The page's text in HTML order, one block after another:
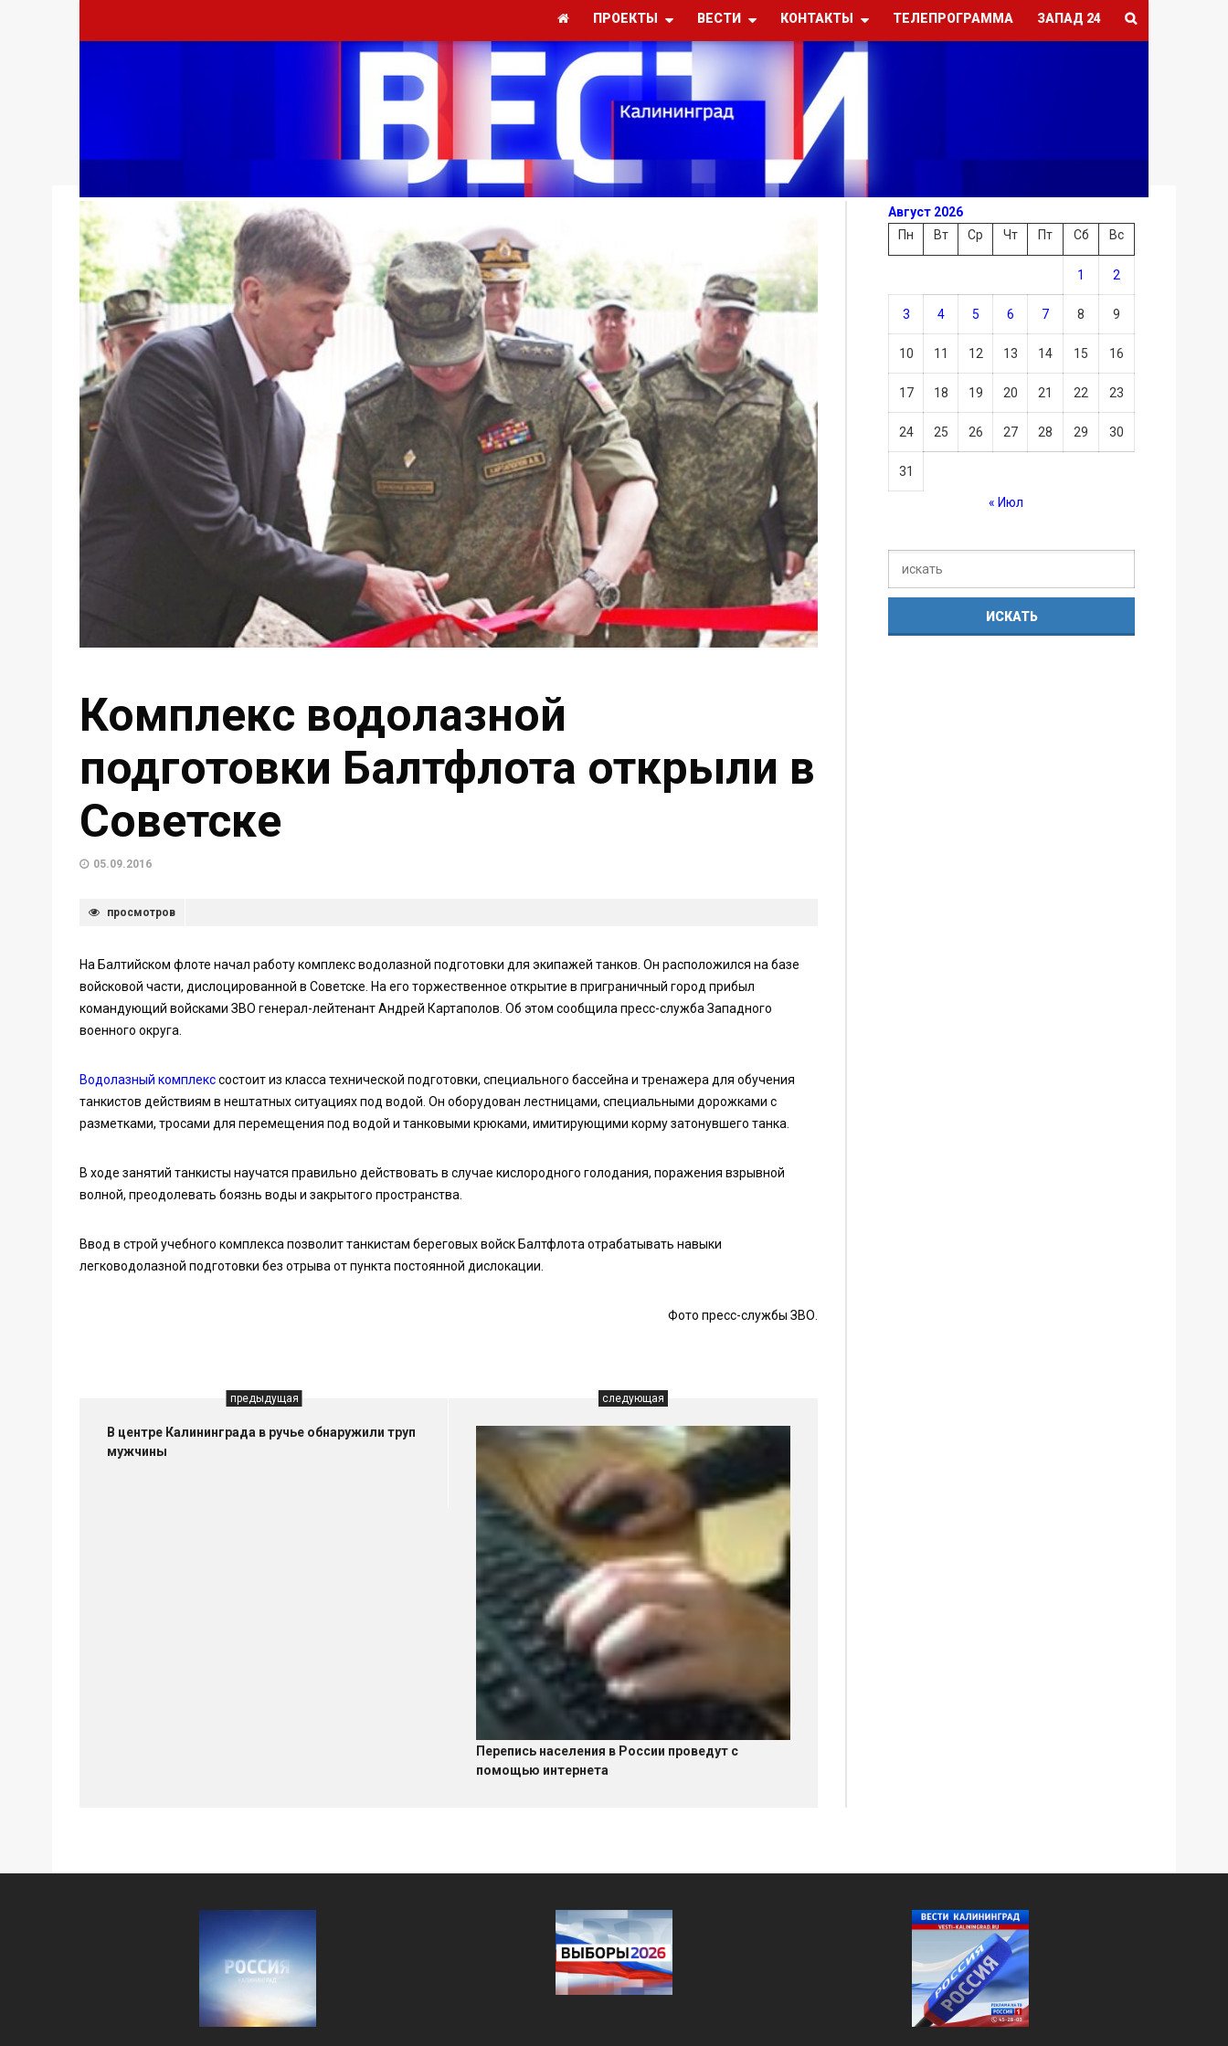
ПРОЕКТЫ ВЕСТИ КОНТАКТЫ ТЕЛЕПРОГРАММА ЗАПАД 24
Комплекс водолазной
подготовки Балтфлота открыли в
Советске
05.09.2016
просмотров
На Балтийском флоте начал работу комплекс водолазной подготовки для экипажей танков. Он расположился на базе
войсковой части, дислоцированной в Советске. На его торжественное открытие в приграничный город прибыл
командующий войсками ЗВО генерал-лейтенант Андрей Картаполов. Об этом сообщила пресс-служба Западного
военного округа.
Водолазный комплекссостоит из класса технической подготовки, специального бассейна и тренажера для обучения
танкистов действиям в нештатных ситуациях под водой. Он оборудован лестницами, специальными дорожками с
разметками, тросами для перемещения под водой и танковыми крюками, имитирующими корму затонувшего танка.
В ходе занятий танкисты научатся правильно действовать в случае кислородного голодания, поражения взрывной
волной, преодолевать боязнь воды и закрытого пространства.
Ввод в строй учебного комплекса позволит танкистам береговых войск Балтфлота отрабатывать навыки
легководолазной подготовки без отрыва от пункта постоянной дислокации.
Фото пресс-службы ЗВО.
предыдущая
В центре Калининграда в ручье обнаружили труп
мужчины
следующая
Перепись населения в России проведут с
помощью интернета
Август 2026
Пн
Вт Ср Чт Пт Сб Вс
1 2
3 4 5 6 7 8 9
10 11 12 13 14 15 16
17 18 19 20 21 22 23
24 25 26 27 28 29 30
31
« Июл